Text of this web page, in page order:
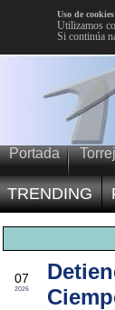
Uso de cookies
Utilizamos
Si continúa
Portada
TRENDING
07
2026